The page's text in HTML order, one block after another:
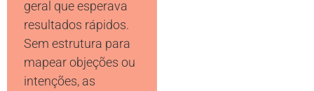
geral que esperava
resultados rápidos.
Sem estrutura para
mapear objeções ou
intenções, as